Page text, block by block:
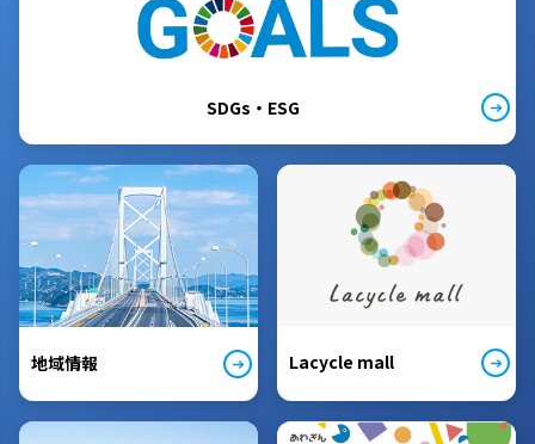
SDGs・ESG
地域情報 Lacycle mall